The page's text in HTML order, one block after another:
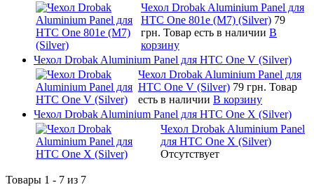
Чехол Drobak Aluminium Panel для
HTC One 801e (M7) (Silver) 79
грн. Товар есть в наличии В
корзину
Чехол Drobak Aluminium Panel для HTC One V (Silver)
Чехол Drobak Aluminium Panel для
HTC One V (Silver) 79 грн. Товар
есть в наличии В корзину
Чехол Drobak Aluminium Panel для HTC One X (Silver)
Чехол Drobak Aluminium Panel
для HTC One X (Silver)
Отсутствует
Товары 1 - 7 из 7